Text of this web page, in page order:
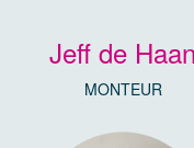
Jeff de Haan
MONTEUR